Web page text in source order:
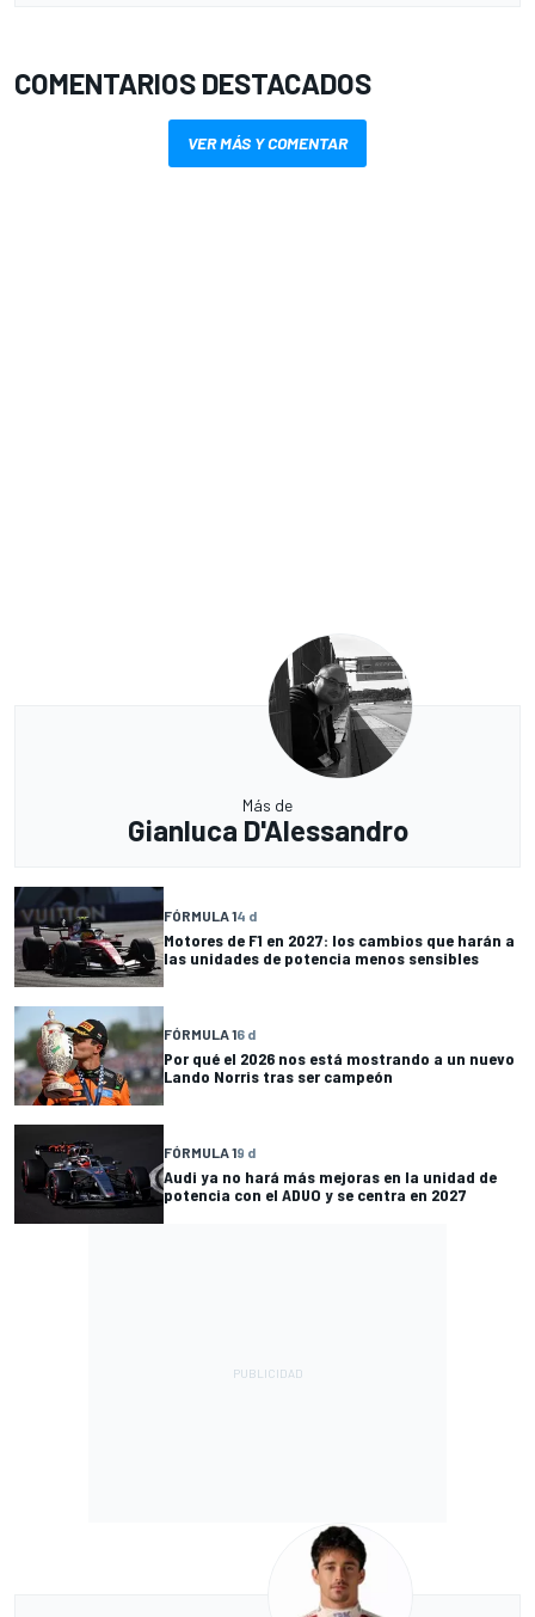
COMENTARIOS DESTACADOS
VER MÁS Y COMENTAR
Más de
Gianluca D'Alessandro
FÓRMULA 14 d
Motores de F1 en 2027: los cambios que harán a
las unidades de potencia menos sensibles
FÓRMULA 16 d
Por qué el 2026 nos está mostrando a un nuevo
Lando Norris tras ser campeón
FÓRMULA 19 d
Audi ya no hará más mejoras en la unidad de
potencia con el ADUO y se centra en 2027